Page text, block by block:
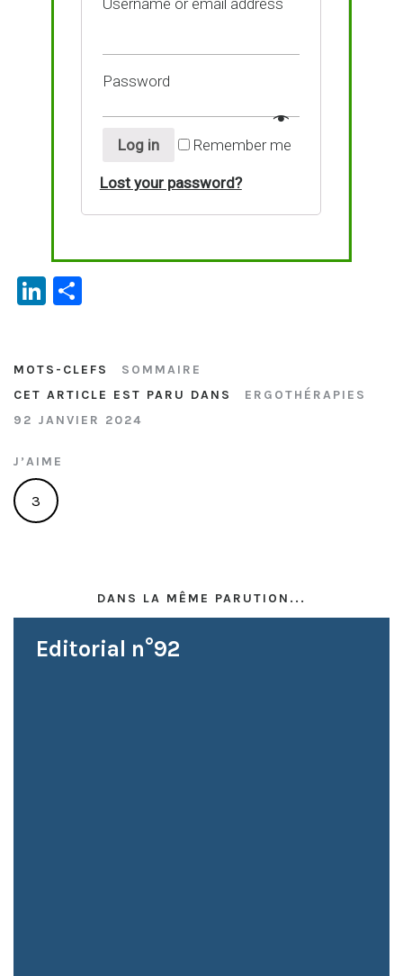
Username or email address
Password
Log in Remember me
Lost your password?
Li
dI
n
g
er
MOTS-CLEFS
SOMMAIRE
CET ARTICLE EST PARU DANS
ERGOTHÉRAPIES
92 JANVIER 2024
J’AIME
3
DANS LA MÊME PARUTION...
Editorial n°92